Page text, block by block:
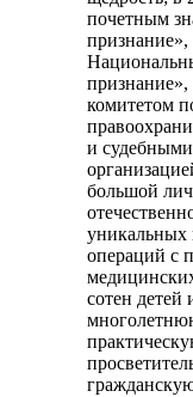
почетным
комитетом
и
большой
уникальных
операций с
сотен